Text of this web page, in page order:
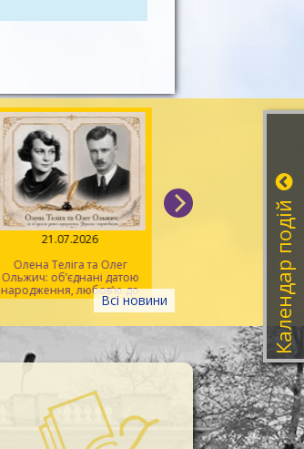
Всі новини
21.07.2026
Олена Теліга та Олег
Ольжич: об’єднані датою
народження, любов’ю до
України та жертовністю
заради неї
20.07.2026
Мистецтво
Календар подій